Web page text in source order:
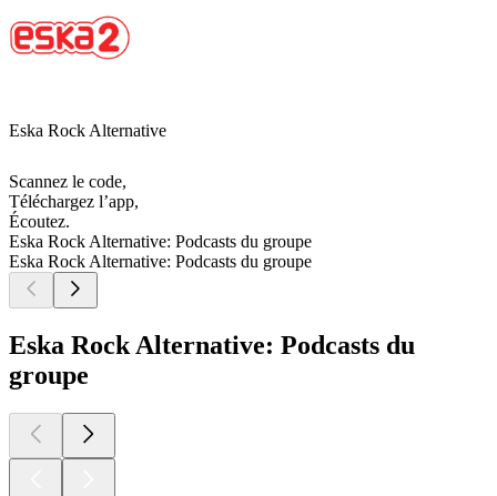
Eska Rock Alternative
Scannez le code,
Téléchargez l’app,
Écoutez.
Eska Rock Alternative: Podcasts du groupe
Eska Rock Alternative: Podcasts du groupe
Eska Rock Alternative: Podcasts du
groupe